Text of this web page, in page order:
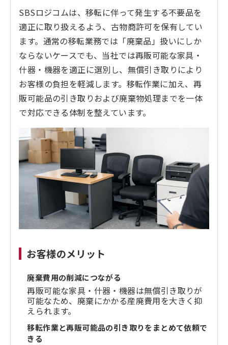
SBSロジコムは、移転に伴って発生する不要品を
適正に取り扱えるよう、古物商許可を保有してい
ます。通常の移転業務では「廃棄品」扱いにしか
ならないケースでも、当社では再販可能な家具・
什器・機器を適正に選別し、無償引き取りにより
お客様の負担を軽減します。移転作業に加え、再
販可能品の引き取りおよび廃棄物処理までを一体
で対応できる体制を整えています。
お客様のメリット
廃棄費用の削減につながる
再販可能な家具・什器・機器は無償引き取りが
可能なため、廃棄にかかる産廃費用を大きく抑
えられます。
移転作業と再販可能品の引き取りをまとめて依頼で
きる